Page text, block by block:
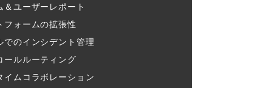
＆ユーザーレポート​
フォームの拡張性
でのインシデント管理​
ールルーティング​
イムコラボレーション​